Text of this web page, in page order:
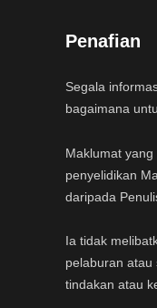
Penafian
Segala
bagaimana
Maklumat
penyelidikan
daripada
Ia tidak
pelaburan atau
tindakan atau